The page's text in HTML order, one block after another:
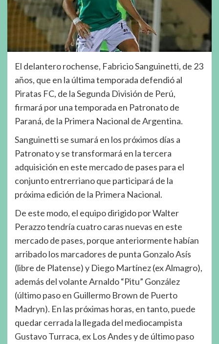
El delantero rochense, Fabricio Sanguinetti, de 23
años, que en la última temporada defendió al
Piratas FC, de la Segunda División de Perú,
firmará por una temporada en Patronato de
Paraná, de la Primera Nacional de Argentina.
Sanguinetti se sumará en los próximos días a
Patronato y se transformará en la tercera
adquisición en este mercado de pases para el
conjunto entrerriano que participará de la
próxima edición de la Primera Nacional.
De este modo, el equipo dirigido por Walter
Perazzo tendría cuatro caras nuevas en este
mercado de pases, porque anteriormente habían
arribado los marcadores de punta Gonzalo Asís
(libre de Platense) y Diego Martínez (ex Almagro),
además del volante Arnaldo “Pitu” González
(último paso en Guillermo Brown de Puerto
Madryn). En las próximas horas, en tanto, puede
quedar cerrada la llegada del mediocampista
Gustavo Turraca, ex Los Andes y de último paso